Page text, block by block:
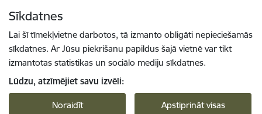
Sīkdatnes
Lai šī tīmekļvietne darbotos, tā izmanto obligāti nepieciešamās
sīkdatnes. Ar Jūsu piekrišanu papildus šajā vietnē var tikt
izmantotas statistikas un sociālo mediju sīkdatnes.
Lūdzu, atzīmējiet savu izvēli:
Noraidīt Apstiprināt visas